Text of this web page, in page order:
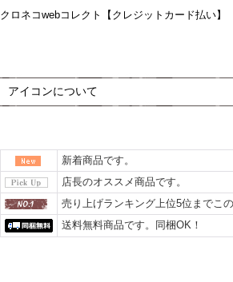
クロネコwebコレクト【クレジットカード払い】
アイコンについて
新着商品です。
店長のオススメ商品です。
売り上げランキング上位5位までこ
送料無料商品です。同梱OK！